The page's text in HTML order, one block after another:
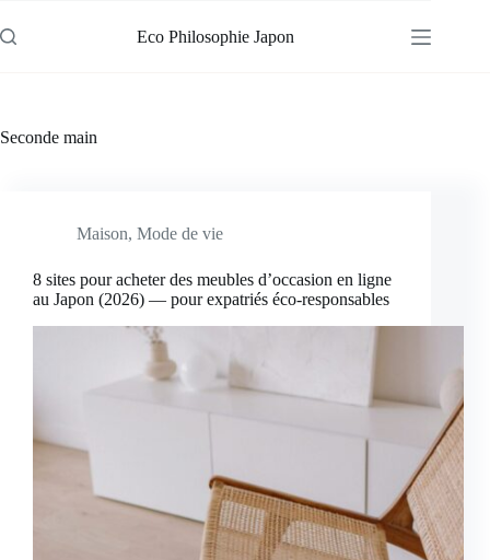
au
contenu
Eco Philosophie Japon
Seconde main
Maison, Mode de vie
8 sites pour acheter des meubles d’occasion en ligne
au Japon (2026) — pour expatriés éco-responsables